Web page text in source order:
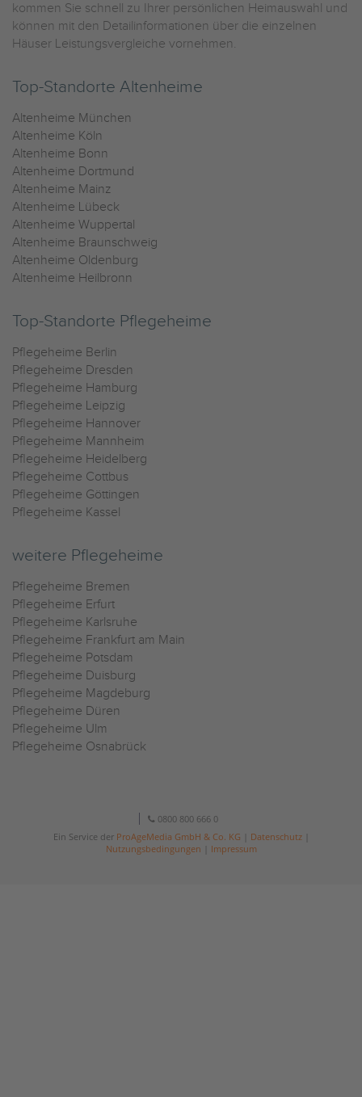
kommen Sie schnell zu Ihrer persönlichen Heimauswahl und
können mit den Detailinformationen über die einzelnen
Häuser Leistungsvergleiche vornehmen.
Top-Standorte Altenheime
Altenheime München
Altenheime Köln
Altenheime Bonn
Altenheime Dortmund
Altenheime Mainz
Altenheime Lübeck
Altenheime Wuppertal
Altenheime Braunschweig
Altenheime Oldenburg
Altenheime Heilbronn
Top-Standorte Pflegeheime
Pflegeheime Berlin
Pflegeheime Dresden
Pflegeheime Hamburg
Pflegeheime Leipzig
Pflegeheime Hannover
Pflegeheime Mannheim
Pflegeheime Heidelberg
Pflegeheime Cottbus
Pflegeheime Göttingen
Pflegeheime Kassel
weitere Pflegeheime
Pflegeheime Bremen
Pflegeheime Erfurt
Pflegeheime Karlsruhe
Pflegeheime Frankfurt am Main
Pflegeheime Potsdam
Pflegeheime Duisburg
Pflegeheime Magdeburg
Pflegeheime Düren
Pflegeheime Ulm
Pflegeheime Osnabrück
0800 800 666 0
Ein Service der ProAgeMedia GmbH & Co. KG Datenschutz|
Nutzungsbedingungen
Impressum